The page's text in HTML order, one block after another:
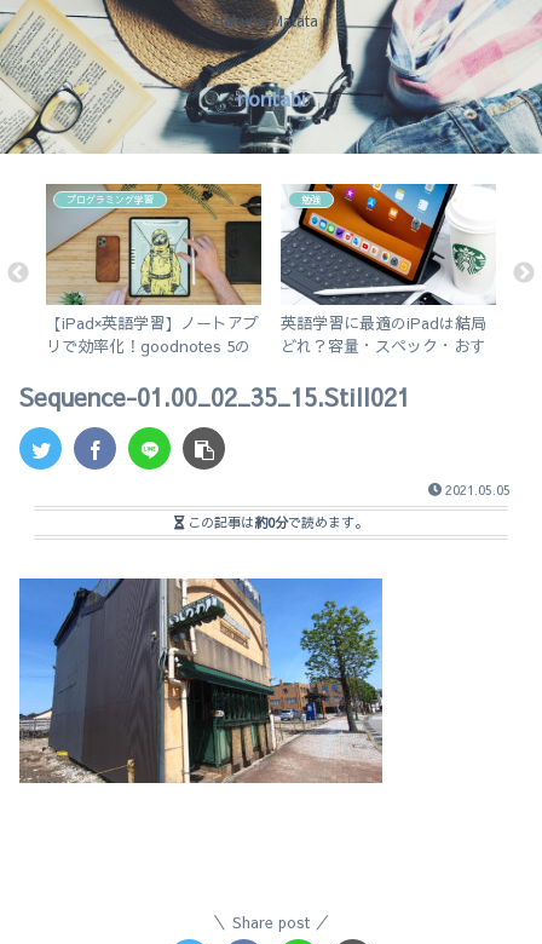
Hakuna Matata !
nontabi
プログラミング学習
【iPad×英語学習】ノートアプ
リで効率化！goodnotes 5の
勉強
英語学習に最適のiPadは結局
どれ？容量・スペック・おす
iPad 2019 vs iPad Air3】
Sequence-01.00_02_35_15.Still021
2021.05.05
この記事は約0分で読めます。
Share post